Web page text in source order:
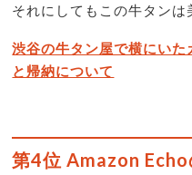
それにしてもこの牛タンは
渋谷の牛タン屋で横にい
と帰納について
第4位 Amazon